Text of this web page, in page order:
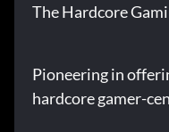
The Hardcore
Pioneering in
hardcore gamer-